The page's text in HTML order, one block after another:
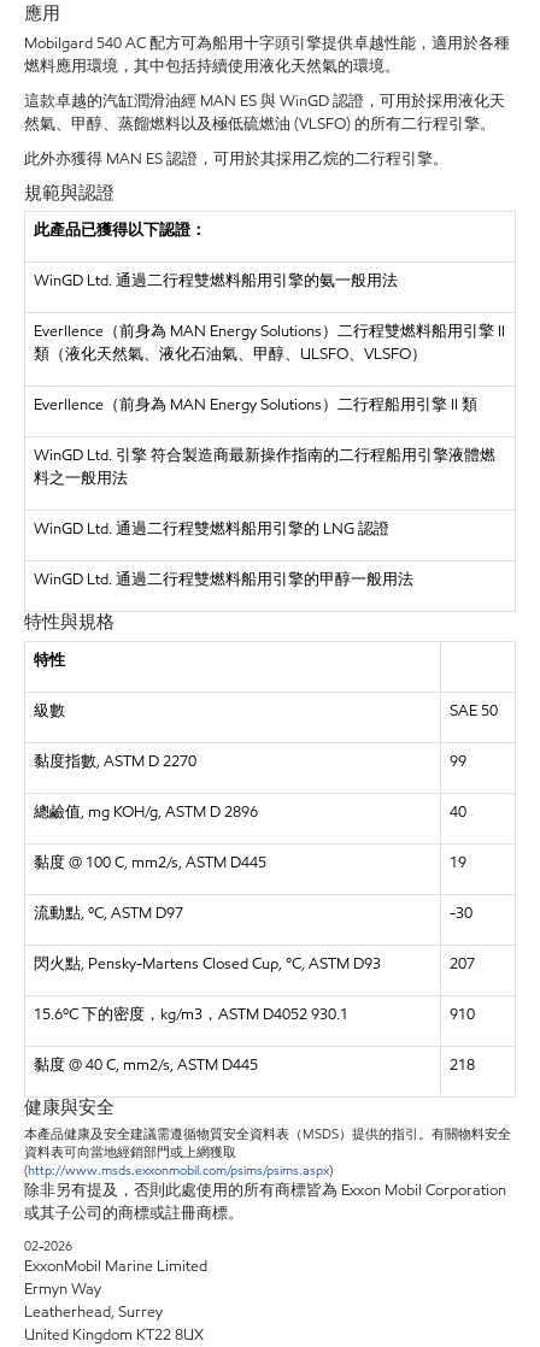
應用
Mobilgard 540 AC 配方可為船用十字頭引擎提供卓越性能，適用於各種
燃料應用環境，其中包括持續使用液化天然氣的環境。
這款卓越的汽缸潤滑油經 MAN ES 與 WinGD 認證，可用於採用液化天
然氣、甲醇、蒸餾燃料以及極低硫燃油 (VLSFO) 的所有二行程引擎。
此外亦獲得 MAN ES 認證，可用於其採用乙烷的二行程引擎。
規範與認證
此產品已獲得以下認證：
WinGD Ltd. 通過二行程雙燃料船用引擎的氨一般用法
Everllence（前身為 MAN Energy Solutions）二行程雙燃料船用引擎 II
類（液化天然氣、液化石油氣、甲醇、ULSFO、VLSFO）
Everllence（前身為 MAN Energy Solutions）二行程船用引擎 II 類
WinGD Ltd. 引擎 符合製造商最新操作指南的二行程船用引擎液體燃
料之一般用法
WinGD Ltd. 通過二行程雙燃料船用引擎的 LNG 認證
WinGD Ltd. 通過二行程雙燃料船用引擎的甲醇一般用法
特性與規格
特性
級數 SAE 50
黏度指數, ASTM D 2270 99
總鹼值, mg KOH/g, ASTM D 2896 40
黏度 @ 100 C, mm2/s, ASTM D445 19
流動點, ºC, ASTM D97 -30
閃火點, Pensky-Martens Closed Cup, °C, ASTM D93 207
15.6ºC 下的密度，kg/m3，ASTM D4052 930.1 910
黏度 @ 40 C, mm2/s, ASTM D445 218
健康與安全
本產品健康及安全建議需遵循物質安全資料表（MSDS）提供的指引。有關物料安全
資料表可向當地經銷部門或上網獲取
(http://www.msds.exxonmobil.com/psims/psims.aspx)
除非另有提及，否則此處使用的所有商標皆為 Exxon Mobil Corporation
或其子公司的商標或註冊商標。
02-2026
ExxonMobil Marine Limited
Ermyn Way
Leatherhead, Surrey
United Kingdom KT22 8UX